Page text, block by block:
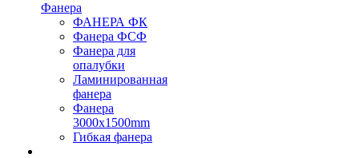
Фанера
ФАНЕРА ФК
Фанера ФСФ
Фанера для
опалубки
Ламинированная
фанера
Фанера
3000х1500mm
Гибкая фанера